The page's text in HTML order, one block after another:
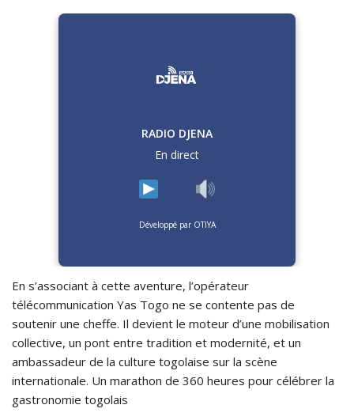
RADIO DJENA
En direct
Développé par OTIYA
En s’associant à cette aventure, l’opérateur
télécommunication Yas Togo ne se contente pas de
soutenir une cheffe. Il devient le moteur d’une mobilisation
collective, un pont entre tradition et modernité, et un
ambassadeur de la culture togolaise sur la scène
internationale. Un marathon de 360 heures pour célébrer la
gastronomie togolais